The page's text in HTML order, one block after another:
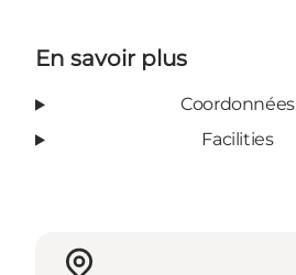
En savoir plus
Coordonnées
Facilities